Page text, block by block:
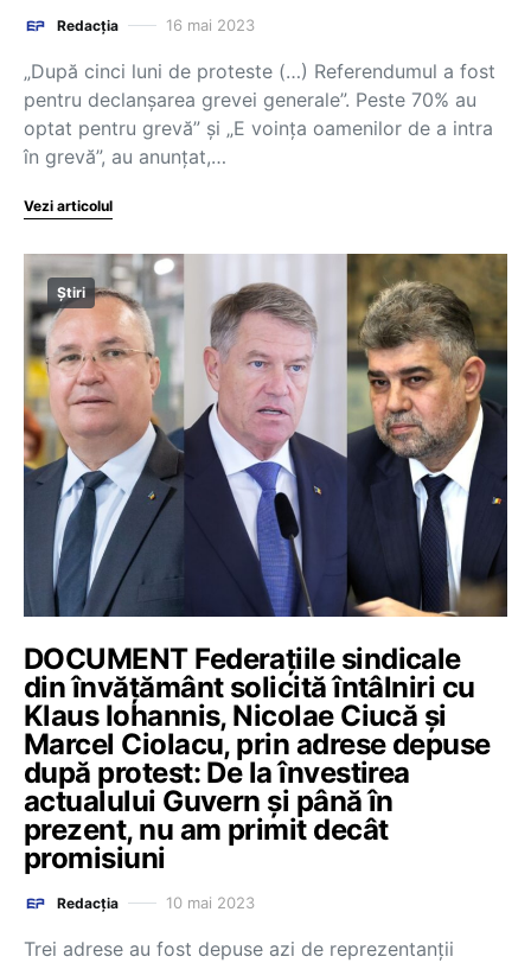
Redacția 16 mai 2023
„După cinci luni de proteste (…) Referendumul a fost
pentru declanșarea grevei generale”. Peste 70% au
optat pentru grevă” și „E voința oamenilor de a intra
în grevă”, au anunțat,…
Vezi articolul
Știri
DOCUMENT Federațiile sindicale
din învățământ solicită întâlniri cu
Klaus Iohannis, Nicolae Ciucă și
Marcel Ciolacu, prin adrese depuse
după protest: De la învestirea
actualului Guvern și până în
prezent, nu am primit decât
promisiuni
Redacția 10 mai 2023
Trei adrese au fost depuse azi de reprezentanții